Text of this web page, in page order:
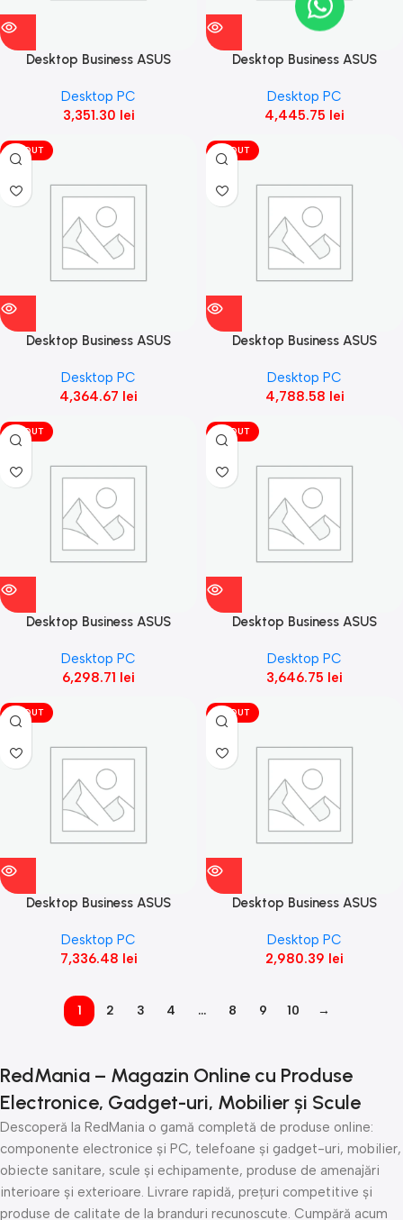
Desktop Business ASUS
D500MD_CZ-5125000020,
512GB M.2 2280 NVMe™
Desktop PC
3,351.30 lei
Desktop Business ASUS
D500MD_CZ-7127000040,
512GB M.2 2280 NVMe™
Desktop PC
4,445.75 lei
VÎNDUT
Desktop Business ASUS
D500SD_CZ-312100031X,
256GB M.2NVMe™ PCIe® 3.0
Desktop PC
4,364.67 lei
VÎNDUT
Desktop Business ASUS
D500SD_CZ-512400056X,
512GB M.2NVMe™ PCIe® 3.0
Desktop PC
4,788.58 lei
VÎNDUT
Desktop Business ASUS
D500SD_CZ-712700023X,
512GB M.2NVMe™ PCIe® 3.0
Desktop PC
6,298.71 lei
VÎNDUT
Desktop Business ASUS
3131001810,512GB M.2 2280
NVMe™ PCIe®
Desktop PC
3,646.75 lei
VÎNDUT
Desktop Business ASUS
7137001320,1TB M.2 2280
NVMe™ PCIe®
Desktop PC
7,336.48 lei
VÎNDUT
Desktop Business ASUS
3131000070, 512GB M.22280
NVMe™ PCIe®
Desktop PC
2,980.39 lei
1 2 3 4 … 8 9 10 →
RedMania – Magazin Online cu Produse
Electronice, Gadget-uri, Mobilier și Scule
Descoperă la RedMania o gamă completă de produse online:
componente electronice și PC, telefoane și gadget-uri, mobilier,
obiecte sanitare, scule și echipamente, produse de amenajări
interioare și exterioare. Livrare rapidă, prețuri competitive și
produse de calitate de la branduri recunoscute. Cumpără acum